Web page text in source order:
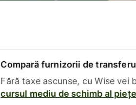
Compară furnizorii de
Fără taxe ascunse, cu Wise vei
cursul mediu de schimb al